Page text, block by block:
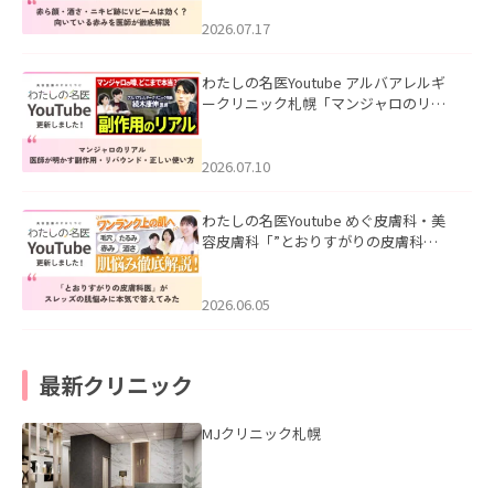
した。
2026.07.17
わたしの名医Youtube アルバアレルギ
ークリニック札幌「マンジャロのリア
た。
2026.07.10
わたしの名医Youtube めぐ皮膚科・美
容皮膚科「”とおりすがりの皮膚科
2026.06.05
最新クリニック
MJクリニック札幌